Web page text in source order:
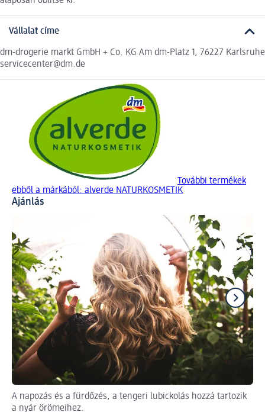
Vállalat címe
dm-drogerie markt GmbH + Co. KG Am dm-Platz 1, 76227 Karlsruhe
servicecenter@dm.de
További termékek
ebből a márkából: alverde NATURKOSMETIK
Ajánlás
A napozás és a fürdőzés, a tengeri lubickolás hozzá tartozik
a nyár örömeihez.